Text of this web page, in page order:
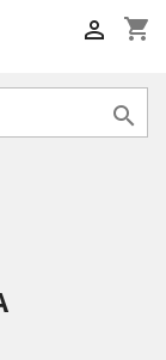
shopping_cart

